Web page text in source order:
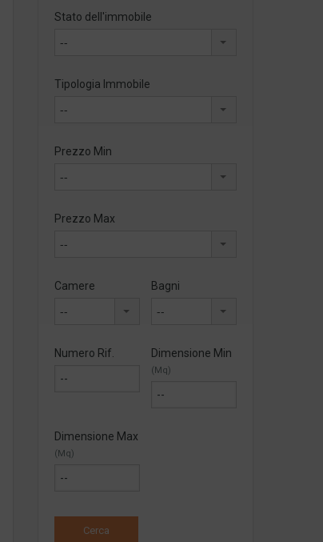
Stato dell'immobile
--
Tipologia Immobile
--
Prezzo Min
--
Prezzo Max
--
Camere
--
Bagni
--
Numero Rif. Dimensione Min
(Mq)
Dimensione Max
(Mq)